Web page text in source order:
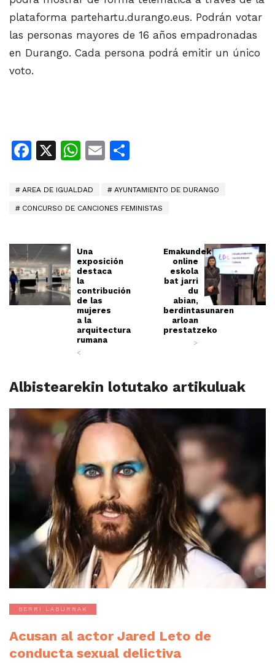
plataforma partehartu.durango.eus. Podrán votar
las personas mayores de 16 años empadronadas
en Durango. Cada persona podrá emitir un único
voto.
Facebook
X WhatsApp
Email
AREA DE IGUALDAD AYUNTAMIENTO DE DURANGO
CONCURSO DE CANCIONES FEMINISTAS
Una
exposición
destaca
la
contribución
de las
mujeres
a la
arquitectura
rumana
<
Emakundek
online
eskola
bat jarri
du
abian,
berdintasunaren
arloan
prestatzeko
>
Albistearekin lotutako artikuluak
BERRI LABURRAK
Acusan al actor Jared Leto de
conducta sexual delictiva